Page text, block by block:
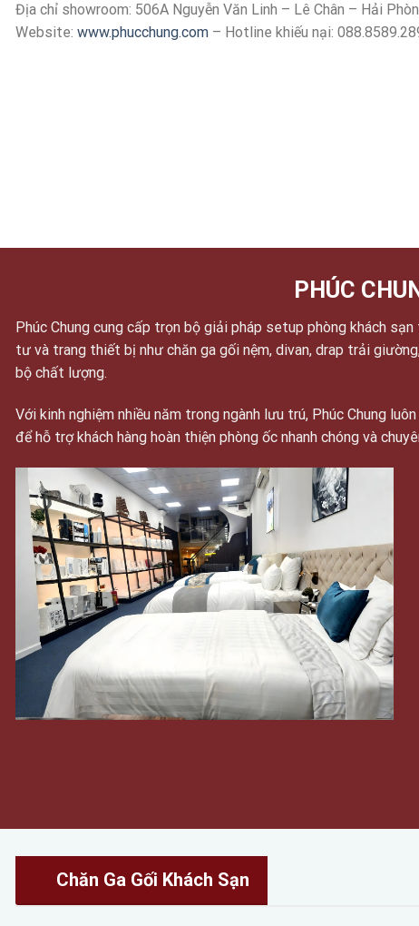
Địa chỉ showroom: 506A Nguyễn Văn Linh – Lê Chân – Hải
Website: www.phucchung.com – Hotline khiếu nại:
PHÚC
Phúc Chung cung cấp trọn bộ giải pháp setup phòng khách
tư và trang thiết bị như chăn ga gối nệm, divan, drap trải
bộ chất lượng.
Với kinh nghiệm nhiều năm trong ngành lưu trú, Phúc Chung
để hỗ trợ khách hàng hoàn thiện phòng ốc nhanh chóng và
Chăn Ga Gối Khách Sạn